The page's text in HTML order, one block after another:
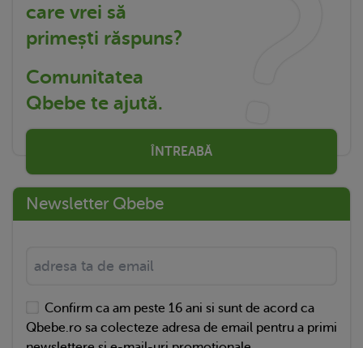
care vrei să
primești răspuns?
Comunitatea
Qbebe te ajută.
ÎNTREABĂ
Newsletter Qbebe
Confirm ca am peste 16 ani si sunt de acord ca
Qbebe.ro sa colecteze adresa de email pentru a primi